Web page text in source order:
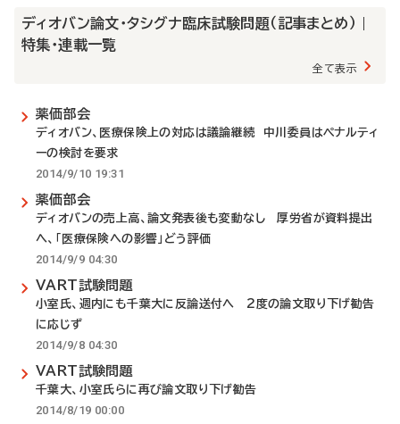
ディオバン論文・タシグナ臨床試験問題（記事まとめ） |
特集・連載一覧
全て表示
薬価部会
ディオバン、医療保険上の対応は議論継続 中川委員はペナルティ
ーの検討を要求
2014/9/10 19:31
薬価部会
ディオバンの売上高、論文発表後も変動なし 厚労省が資料提出
へ、「医療保険への影響」どう評価
2014/9/9 04:30
VART試験問題
小室氏、週内にも千葉大に反論送付へ 2度の論文取り下げ勧告
に応じず
2014/9/8 04:30
VART試験問題
千葉大、小室氏らに再び論文取り下げ勧告
2014/8/19 00:00